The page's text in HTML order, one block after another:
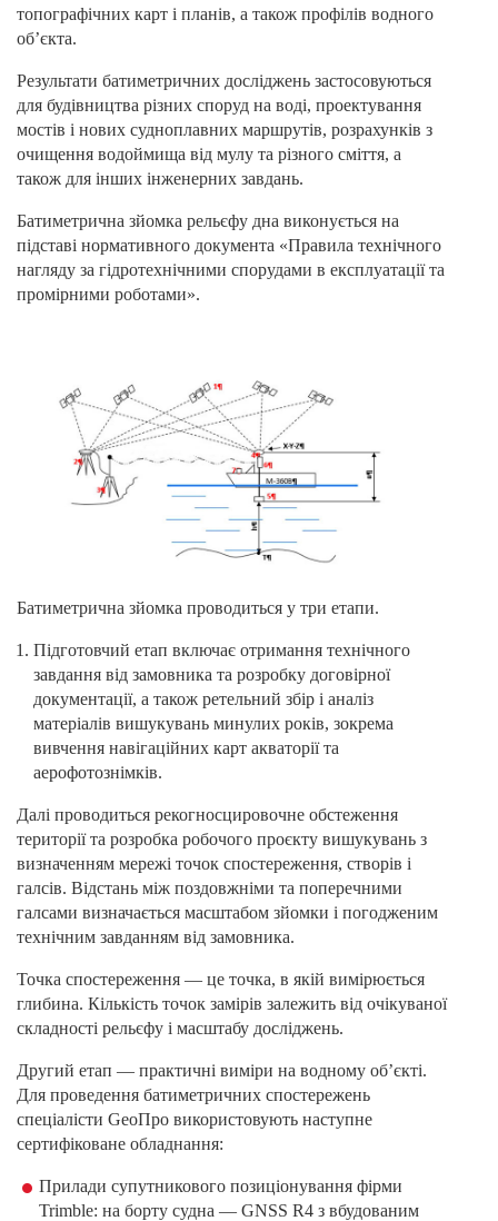
топографічних карт і планів, а також профілів водного
об’єкта.
Результати батиметричних досліджень застосовуються
для будівництва різних споруд на воді, проектування
мостів і нових судноплавних маршрутів, розрахунків з
очищення водоймища від мулу та різного сміття, а
також для інших інженерних завдань.
Батиметрична зйомка рельєфу дна виконується на
підставі нормативного документа «Правила технічного
нагляду за гідротехнічними спорудами в експлуатації та
промірними роботами».
Батиметрична зйомка проводиться у три етапи.
Підготовчий етап включає отримання технічного
завдання від замовника та розробку договірної
документації, а також ретельний збір і аналіз
матеріалів вишукувань минулих років, зокрема
вивчення навігаційних карт акваторії та
аерофотознімків.
Далі проводиться рекогносцировочне обстеження
території та розробка робочого проєкту вишукувань з
визначенням мережі точок спостереження, створів і
галсів. Відстань між поздовжніми та поперечними
галсами визначається масштабом зйомки і погодженим
технічним завданням від замовника.
Точка спостереження — це точка, в якій вимірюється
глибина. Кількість точок замірів залежить від очікуваної
складності рельєфу і масштабу досліджень.
Другий етап — практичні виміри на водному об’єкті.
Для проведення батиметричних спостережень
спеціалісти GeoПро використовують наступне
сертифіковане обладнання:
Прилади супутникового позиціонування фірми
Trimble: на борту судна — GNSS R4 з вбудованим